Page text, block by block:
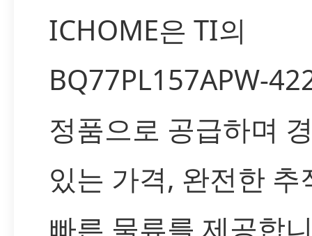
ICHOME은 TI의
BQ77PL157APW-
정품으로 공급하며
있는 가격, 완전한 추
빠른 물류를 제공합